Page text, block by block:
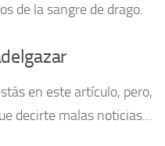
de la sangre de drago.
en este artículo, pero,
decirte malas noticias…